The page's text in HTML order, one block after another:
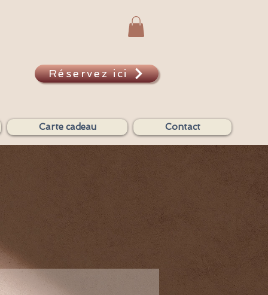
Réservez ici
Carte cadeau Contact